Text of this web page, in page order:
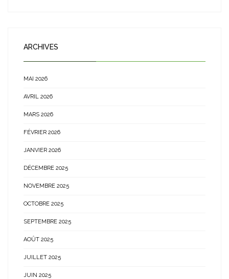
ARCHIVES
MAI 2026
AVRIL 2026
MARS 2026
FÉVRIER 2026
JANVIER 2026
DÉCEMBRE 2025
NOVEMBRE 2025
OCTOBRE 2025
SEPTEMBRE 2025
AOÛT 2025
JUILLET 2025
JUIN 2025